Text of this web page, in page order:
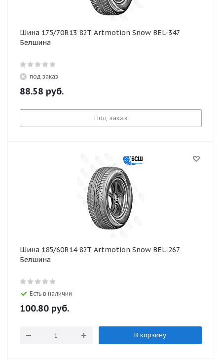
Шина 175/70R13 82T Artmotion Snow BEL-347
Белшина
под заказ
88.58 руб.
Под заказ
Шина 185/60R14 82T Artmotion Snow BEL-267
Белшина
Есть в наличии
100.80 руб.
В корзину